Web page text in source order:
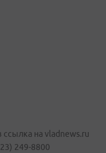
на vladnews.ru
249-8800